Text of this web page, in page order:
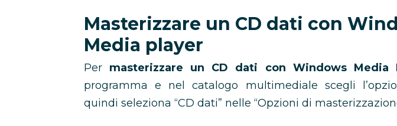
Masterizzare un CD dati con
Media player
Per masterizzare un CD dati con Windows Media
programma e nel catalogo multimediale scegli
quindi seleziona “CD dati” nelle “Opzioni di